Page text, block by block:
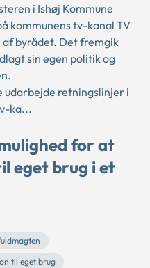
i Ishøj Kommune
kommunens tv-kanal TV
af byrådet. Det fremgik
sin egen politik og
udarbejde retningslinjer i
ka...
for at
eget brug i et
til eget brug